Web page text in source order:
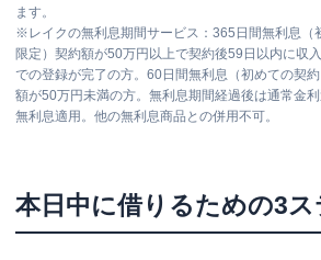
ます。
※ レイクの無利息期間サービス：365日間無利息（
限定）契約額が50万円以上で契約後59日以内に収
での登録が完了の方。60日間無利息（初めての契
額が50万円未満の方。無利息期間経過後は通常金
無利息適用。他の無利息商品との併用不可。
本日中に借りるための3